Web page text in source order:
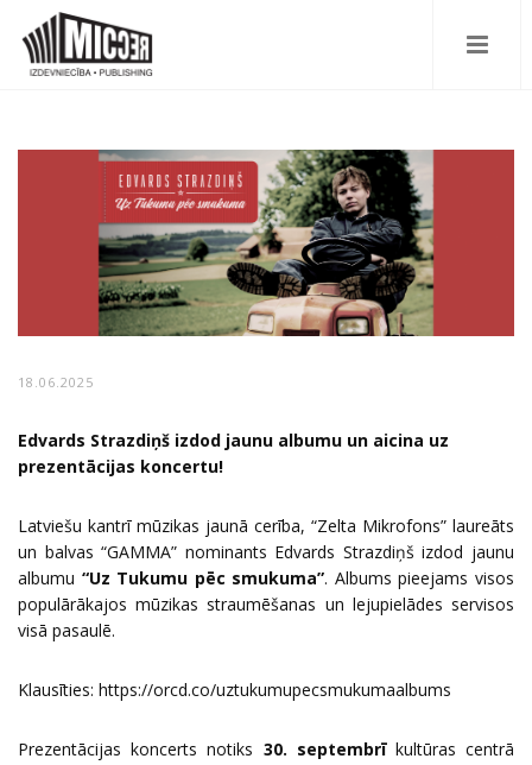
18.06.2025
Edvards Strazdiņš izdod jaunu albumu un aicina uz
prezentācijas koncertu!
Latviešu kantrī mūzikas jaunā cerība, “Zelta Mikrofons” laureāts
un balvas “GAMMA” nominants Edvards Strazdiņš izdod jaunu
albumu “Uz Tukumu pēc smukuma”. Albums pieejams visos
populārākajos mūzikas straumēšanas un lejupielādes servisos
visā pasaulē.
Klausīties: https://orcd.co/uztukumupecsmukumaalbums
Prezentācijas koncerts notiks 30. septembrīkultūras centrā